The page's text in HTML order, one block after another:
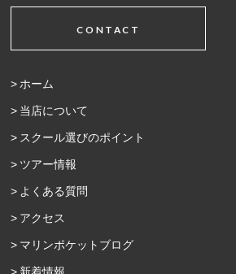
CONTACT
ホーム
当店について
スクール選びのポイント
ツアー情報
よくある質問
アクセス
マリンポケットブログ
新着情報